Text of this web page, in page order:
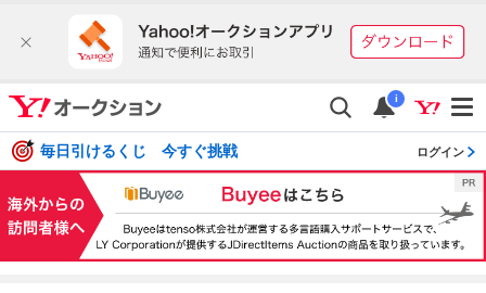
i
毎日引けるくじ 今すぐ挑戦 ログイン